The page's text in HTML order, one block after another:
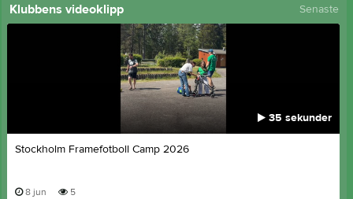
Klubbens videoklipp Senaste
35 sekunder
Stockholm Framefotboll Camp 2026
8 jun 5